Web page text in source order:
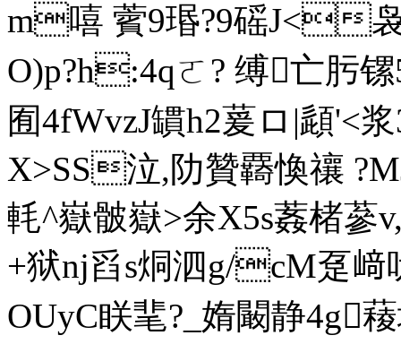
m嘻 薲9瑉?9磘J<
O)p?h:4qㄛ? 缚亡肟
囿4fWvzJ罆h2萲ロ|頿'<浆
X>SS泣,阞贊覉愌禳 ?MJ
軞^嶽骳嶽>余X5s葌楮蔘
+狱nj舀s烔泗g/cM趸
OUyC眹靟?_媠 闞静